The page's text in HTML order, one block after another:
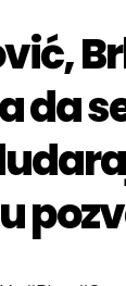
da